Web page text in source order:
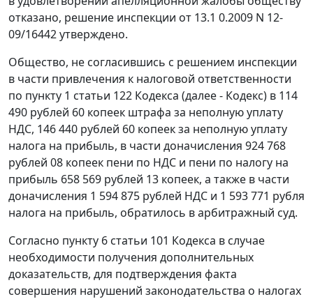
отказано, решение инспекции от 13.1 0.2009 N 12-
09/16442 утверждено.
Общество, не согласившись с решением инспекции
в части привлечения к налоговой ответственности
по пункту 1 статьи 122 Кодекса (далее - Кодекс) в 114
490 рублей 60 копеек штрафа за неполную уплату
НДС, 146 440 рублей 60 копеек за неполную уплату
налога на прибыль, в части доначисления 924 768
рублей 08 копеек пени по НДС и пени по налогу на
прибыль 658 569 рублей 13 копеек, а также в части
доначисления 1 594 875 рублей НДС и 1 593 771 рубля
налога на прибыль, обратилось в арбитражный суд.
Согласно пункту 6 статьи 101 Кодекса в случае
необходимости получения дополнительных
доказательств, для подтверждения факта
совершения нарушений законодательства о налогах